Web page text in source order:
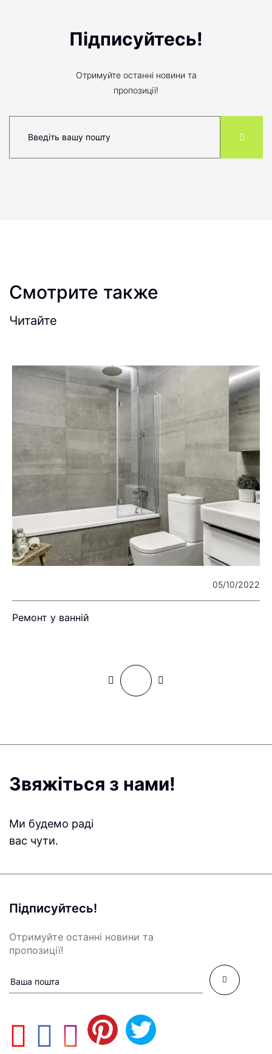
Підписуйтесь!
Отримуйте останні новини та
пропозиції!
Смотрите также
Читайте
05/10/2022
Ремонт у ванній
Звяжіться з нами!
Ми будемо раді
вас чути.
Підписуйтесь!
Отримуйте останні новини та
пропозиції!